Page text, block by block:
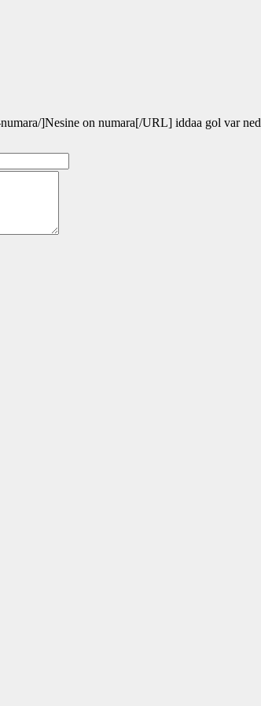
]Nesine on numara[/URL] iddaa gol var